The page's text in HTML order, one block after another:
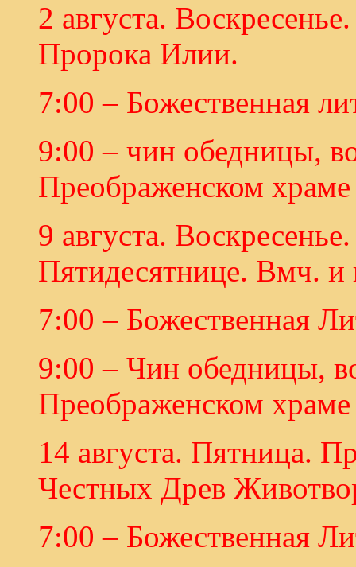
2 августа.
Пророка Илии.
7:00 – Божественная
9:00 – чин обедницы,
Преображенском
9 августа.
Пятидесятнице. Вмч.
7:00 – Божественная
9:00 – Чин обедницы,
Преображенском
14 августа. Пятница.
Честных Древ
7:00 – Божественная